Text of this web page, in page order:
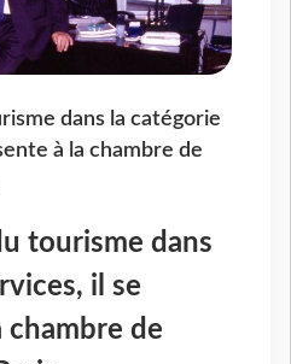
dans la catégorie
à la chambre de
tourisme dans
il se
chambre de